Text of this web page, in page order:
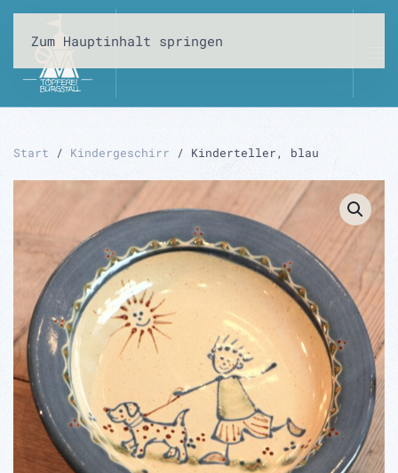
Zum Hauptinhalt springen
Start / Kindergeschirr / Kinderteller, blau